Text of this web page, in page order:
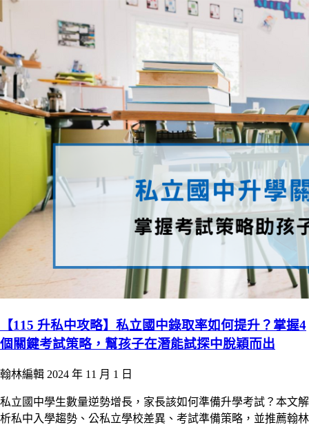
【115 升私中攻略】私立國中錄取率如何提升？掌握4
個關鍵考試策略，幫孩子在潛能試探中脫穎而出
翰林編輯 2024 年 11 月 1 日
私立國中學生數量逆勢增長，家長該如何準備升學考試？本文解
析私中入學趨勢、公私立學校差異、考試準備策略，並推薦翰林